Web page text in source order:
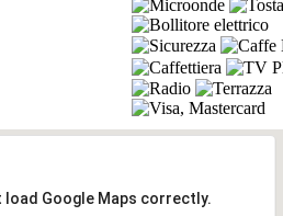
load Google Maps correctly.